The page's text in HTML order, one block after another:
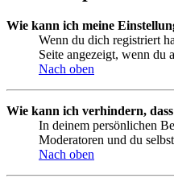
Wie kann ich meine
Wenn du dich registriert
Seite angezeigt, wenn du
Nach oben
Wie kann ich verhindern,
In deinem persönlichen
Moderatoren und du
Nach oben